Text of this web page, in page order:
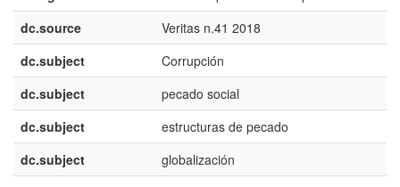
dc.source
Veritas n.41 2018
dc.subject
Corrupción
dc.subject
pecado social
dc.subject
estructuras de pecado
dc.subject
globalización